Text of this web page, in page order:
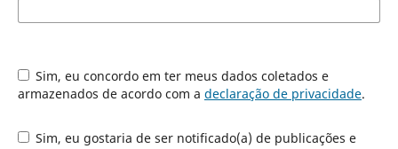
Sim, eu concordo em ter meus dados coletados e
armazenados de acordo com a declaração de privacidade.
Sim, eu gostaria de ser notificado(a) de publicações e